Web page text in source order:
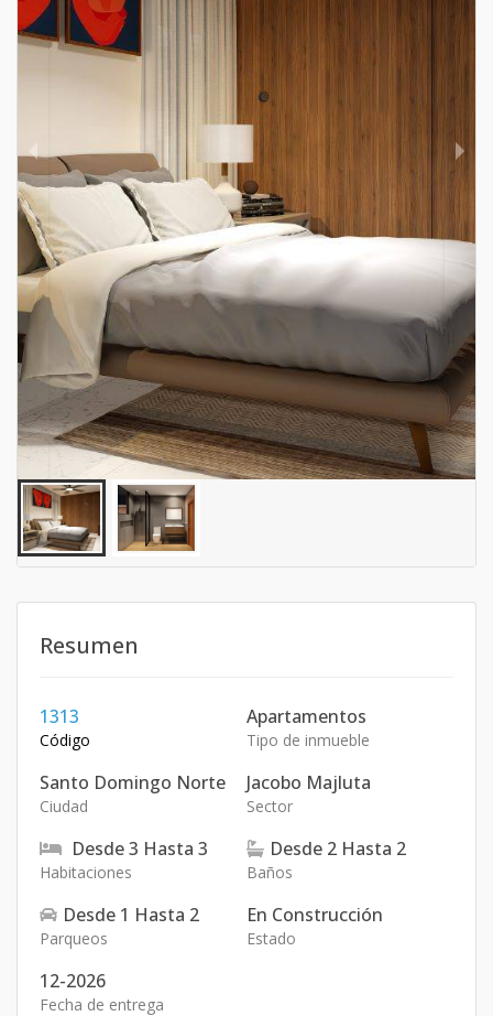
Resumen
1313
Código
Apartamentos
Tipo de inmueble
Santo Domingo Norte
Ciudad
Jacobo Majluta
Sector
Desde3 Hasta 3
Habitaciones
Desde 2 Hasta 2
Baños
Desde 1 Hasta 2
Parqueos
En Construcción
Estado
12-2026
Fecha de entrega